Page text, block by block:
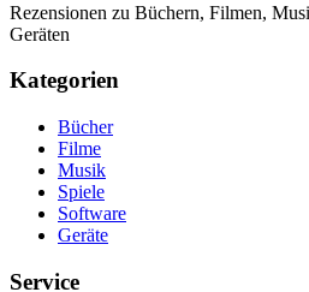
Rezensionen zu Büchern, Filmen,
Geräten
Kategorien
Bücher
Filme
Musik
Spiele
Software
Geräte
Service